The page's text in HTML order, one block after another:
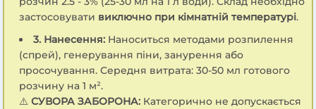
застосовувати виключно при кімнатній температурі.
3. Нанесення:Наноситься методами розпилення
(спрей), генерування піни, занурення або
просочування. Середня витрата: 30-50 мл готового
розчину на 1 м².
⚠️ СУВОРА ЗАБОРОНА:Категорично не допускається